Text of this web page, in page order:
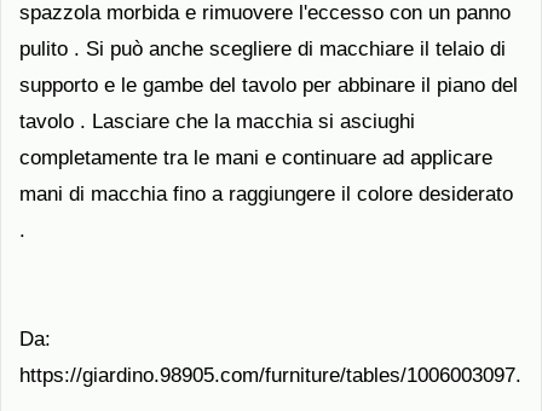
spazzola morbida e rimuovere l'eccesso con un panno
pulito . Si può anche scegliere di macchiare il telaio di
supporto e le gambe del tavolo per abbinare il piano del
tavolo . Lasciare che la macchia si asciughi
completamente tra le mani e continuare ad applicare
mani di macchia fino a raggiungere il colore desiderato
.
Da:
https://giardino.98905.com/furniture/tables/